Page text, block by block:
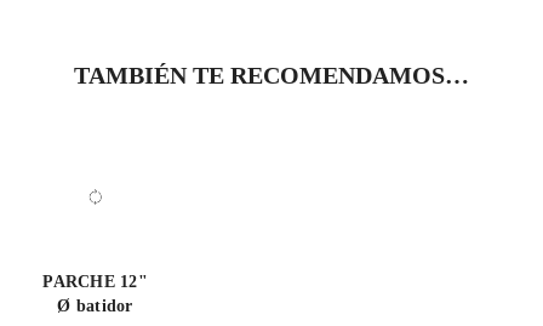
TAMBIÉN TE RECOMENDAMOS…
PARCHE 12"
Ø batidor